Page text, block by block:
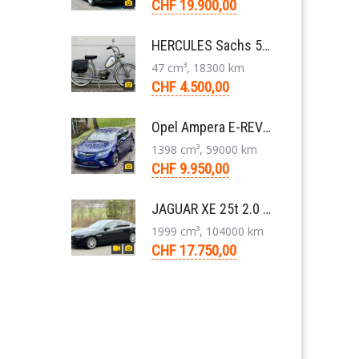
CHF 19.900,00
HERCULES Sachs 50/2 Mofa 2-Gang Handschaltung Veteran
47 cm³, 18300 km
CHF 4.500,00
Opel Ampera E-REV Plug-in-Hybrid Limousine 2012
1398 cm³, 59000 km
CHF 9.950,00
JAGUAR XE 25t 2.0 Portfolio AWD 8-Gang-Aut. 2018
1999 cm³, 104000 km
CHF 17.750,00